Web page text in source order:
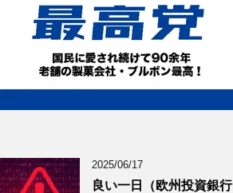
2025/06/17
良い一日（欧州投資銀行